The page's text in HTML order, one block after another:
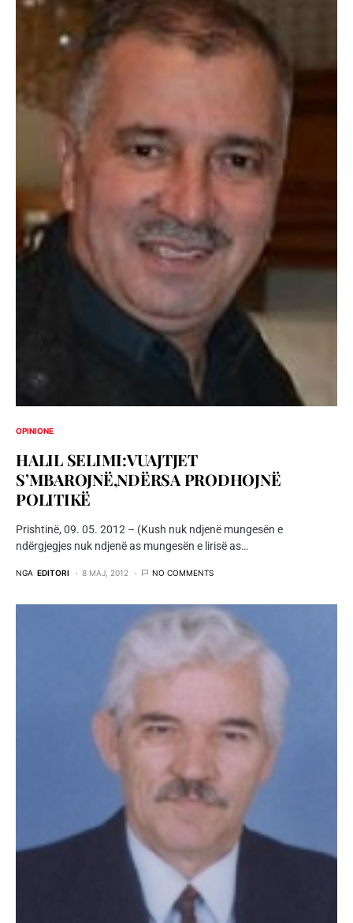
OPINIONE
HALIL SELIMI:VUAJTJET
S’MBAROJNË,NDËRSA PRODHOJNË
POLITIKË
Prishtinë, 09. 05. 2012 – (Kush nuk ndjenë mungesën e
ndërgjegjes nuk ndjenë as mungesën e lirisë as…
NGA EDITORI 8 MAJ, 2012 NO COMMENTS